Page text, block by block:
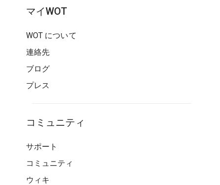
マイWOT
WOT について
連絡先
ブログ
プレス
コミュニティ
サポート
コミュニティ
ウィキ